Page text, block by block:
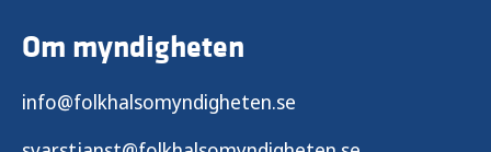
Om myndigheten
info@folkhalsomyndigheten.se